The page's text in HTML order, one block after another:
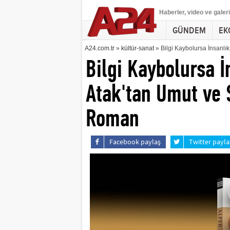
Haberler, video ve
GÜNDEM
A24.com.tr» kültür-sanat» Bilgi Kaybolursa
Bilgi Kaybolursa
Atak'tan Umut
Roman
Facebook paylaş Twitter